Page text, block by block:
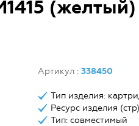
Артикул : 338450
Тип изделия:
Ресурс изделия
Тип: совместимый